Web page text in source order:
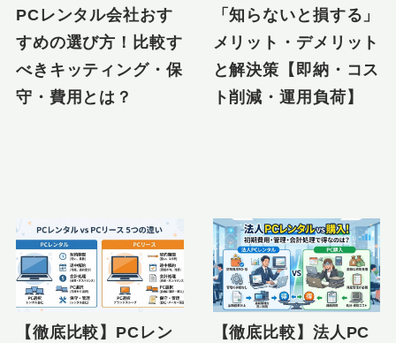
PCレンタル会社おす
すめの選び方！比較す
べきキッティング・保
守・費用とは？
「知らないと損する」
メリット・デメリット
と解決策【即納・コス
ト削減・運用負荷】
【徹底比較】PCレン
【徹底比較】法人PC